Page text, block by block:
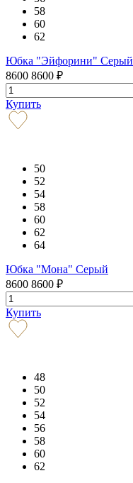
58
60
62
Юбка "Эйфорини" Серый
8600 8600 ₽
Купить
50
52
54
58
60
62
64
Юбка "Мона" Серый
8600 8600 ₽
Купить
48
50
52
54
56
58
60
62